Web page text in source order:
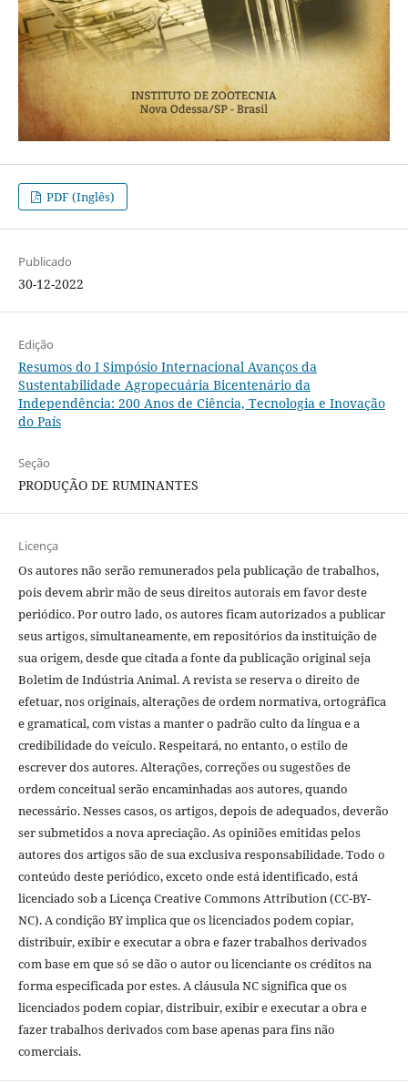
PDF (Inglês)
Publicado
30-12-2022
Edição
Resumos do I Simpósio Internacional Avanços da
Sustentabilidade Agropecuária Bicentenário da
Independência: 200 Anos de Ciência, Tecnologia e Inovação
do País
Seção
PRODUÇÃO DE RUMINANTES
Licença
Os autores não serão remunerados pela publicação de trabalhos,
pois devem abrir mão de seus direitos autorais em favor deste
periódico. Por outro lado, os autores ficam autorizados a publicar
seus artigos, simultaneamente, em repositórios da instituição de
sua origem, desde que citada a fonte da publicação original seja
Boletim de Indústria Animal. A revista se reserva o direito de
efetuar, nos originais, alterações de ordem normativa, ortográfica
e gramatical, com vistas a manter o padrão culto da língua e a
credibilidade do veículo. Respeitará, no entanto, o estilo de
escrever dos autores. Alterações, correções ou sugestões de
ordem conceitual serão encaminhadas aos autores, quando
necessário. Nesses casos, os artigos, depois de adequados, deverão
ser submetidos a nova apreciação. As opiniões emitidas pelos
autores dos artigos são de sua exclusiva responsabilidade. Todo o
conteúdo deste periódico, exceto onde está identificado, está
licenciado sob a Licença Creative Commons Attribution (CC-BY-
NC). A condição BY implica que os licenciados podem copiar,
distribuir, exibir e executar a obra e fazer trabalhos derivados
com base em que só se dão o autor ou licenciante os créditos na
forma especificada por estes. A cláusula NC significa que os
licenciados podem copiar, distribuir, exibir e executar a obra e
fazer trabalhos derivados com base apenas para fins não
comerciais.